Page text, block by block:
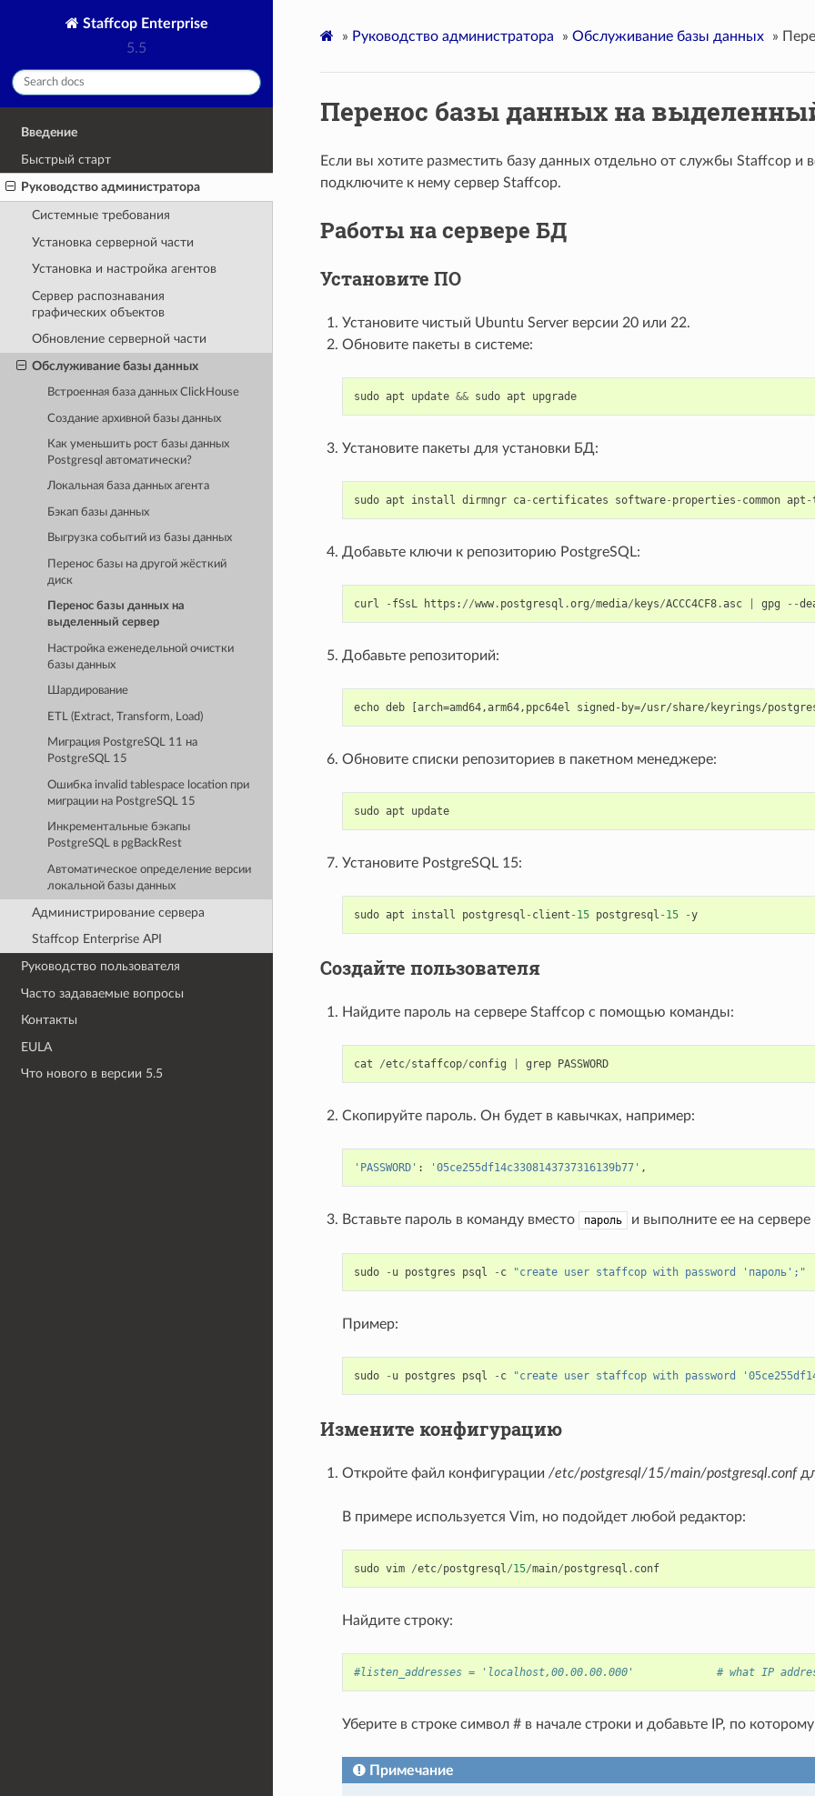
Staffcop Enterprise
5.5
Введение
Быстрый старт
Руководство администратора
Системные требования
Установка серверной части
Установка и настройка агентов
Cервер распознавания
графических объектов
Обновление серверной части
Обслуживание базы данных
Встроенная база данных ClickHouse
Создание архивной базы данных
Как уменьшить рост базы данных
Postgresql автоматически?
Локальная база данных агента
Бэкап базы данных
Выгрузка событий из базы данных
Перенос базы на другой жёсткий
диск
Перенос базы данных на
выделенный сервер
Настройка еженедельной очистки
базы данных
Шардирование
ETL (Extract, Transform, Load)
Миграция PostgreSQL 11 на
PostgreSQL 15
Ошибка invalid tablespace location при
миграции на PostgreSQL 15
Инкрементальные бэкапы
PostgreSQL в pgBackRest
Автоматическое определение версии
локальной базы данных
Администрирование сервера
Staffcop Enterprise API
Руководство пользователя
Часто задаваемые вопросы
Контакты
EULA
Что нового в версии 5.5
» Руководство администратора » Обслуживание базы данных »
Перенос базы данных на
Если вы хотите разместить базу данных отдельно от службы Staffcop и
подключите к нему сервер Staffcop.
Работы на сервере БД
Установите ПО
Установите чистый Ubuntu Server версии 20 или 22.
Обновите пакеты в системе:
sudo apt update && sudo apt upgrade
Установите пакеты для установки БД:
sudo apt install dirmngr ca- certificates software- properties - common apt -
Добавьте ключи к репозиторию PostgreSQL:
curl - fSsL https : //www. postgresql .org/media/ keys/ACCC4CF8.asc gpg --
Добавьте репозиторий:
Обновите списки репозиториев в пакетном менеджере:
sudo apt update
Установите PostgreSQL 15:
sudo apt install postgresql - client - 15 postgresql - 15 -y
Создайте пользователя
Найдите пароль на сервере Staffcop с помощью команды:
cat /etc/staffcop/config grep PASSWORD
Скопируйте пароль. Он будет в кавычках, например:
'PASSWORD' : '05ce255df14c3308143737316139b77' ,
Вставьте пароль в команду вместо пароль и выполните ее на
sudo - u postgres psql - c "create user staffcop with password 'пароль';"
Пример:
sudo - u postgres psql - c "create user staffcop with password
Измените конфигурацию
Откройте файл конфигурации /etc/postgresql/15/main/postgresql.conf
В примере используется Vim, но подойдет любой редактор:
sudo vim /etc/postgresql/15/main/postgresql . conf
Найдите строку:
#listen_addresses = 'localhost,00.00.00.000'             # what IP
Уберите в строке символ # в начале строки и добавьте IP, по
Примечание